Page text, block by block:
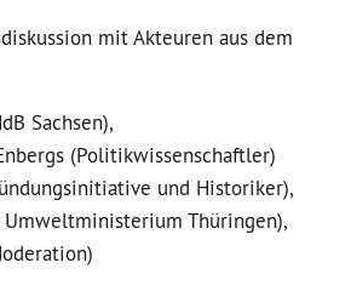
mit Akteuren aus dem
Sachsen),
(Politikwissenschaftler)
und Historiker),
Thüringen),